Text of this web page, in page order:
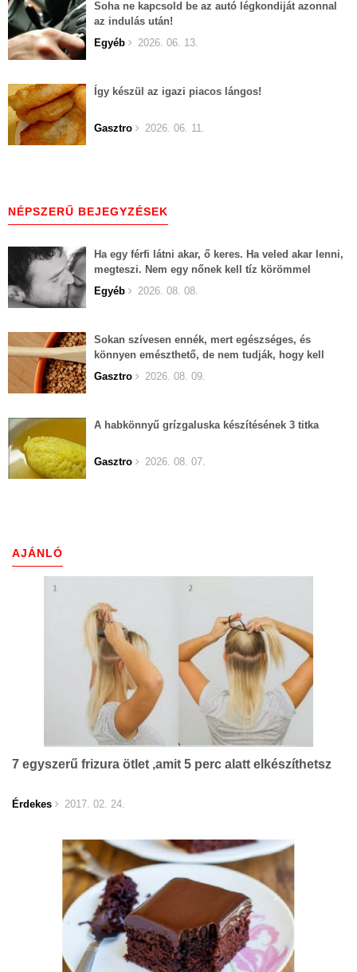
Soha ne kapcsold be az autó légkondiját azonnal
az indulás után!
Egyéb
2026. 06. 13.
Így készül az igazi piacos lángos!
Gasztro 2026. 06. 11.
NÉPSZERŰ BEJEGYZÉSEK
Ha egy férfi látni akar, ő keres. Ha veled akar lenni,
megteszi. Nem egy nőnek kell tíz körömmel
belekapaszkodva mindent feláldozni.
Egyéb 2026. 08. 08.
Sokan szívesen ennék, mert egészséges, és
könnyen emészthető, de nem tudják, hogy kell
elkészíteni
Gasztro 2026. 08. 09.
A habkönnyű grízgaluska készítésének 3 titka
Gasztro 2026. 08. 07.
AJÁNLÓ
7 egyszerű frizura ötlet ,amit 5 perc alatt elkészíthetsz
Érdekes 2017. 02. 24.